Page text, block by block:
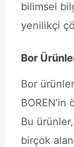
bilimsel
yenilikçi
Bor
Bor
BOREN’in
Bu
birçok